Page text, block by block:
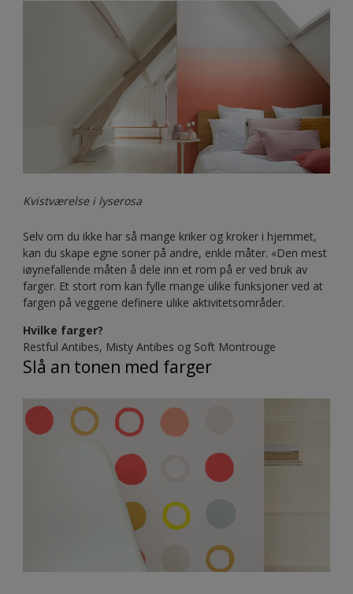
Kvistværelse i lyserosa
Selv om du ikke har så mange kriker og kroker i hjemmet,
kan du skape egne soner på andre, enkle måter. «Den mest
iøynefallende måten å dele inn et rom på er ved bruk av
farger. Et stort rom kan fylle mange ulike funksjoner ved at
fargen på veggene definere ulike aktivitetsområder.
Hvilke farger?
Restful Antibes, Misty Antibes og Soft Montrouge
Slå an tonen med farger